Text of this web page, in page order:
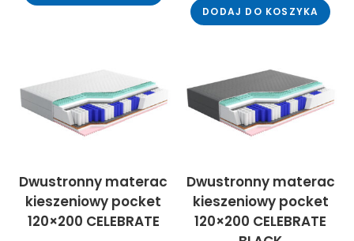
DODAJ DO KOSZYKA
Dwustronny materac
kieszeniowy pocket
120×200 CELEBRATE
Dwustronny materac
kieszeniowy pocket
120×200 CELEBRATE